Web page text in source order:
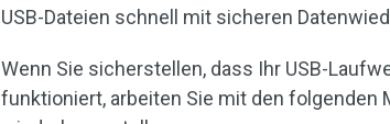
USB-Dateien schnell mit sicheren
Wenn Sie sicherstellen, dass Ihr USB-
funktioniert, arbeiten Sie mit den folgenden